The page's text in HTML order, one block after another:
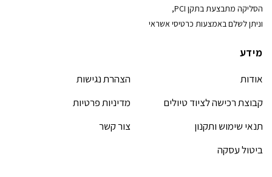
הסליקה מתבצעת בתקן PCI,
וניתן לשלם באמצעות כרטיסי אשראי
מידע
אודות
קבוצת רכישה לציוד טיולים
תנאי שימוש ותקנון
ביטול עסקה
הצהרת נגישות
מדיניות פרטיות
צור קשר